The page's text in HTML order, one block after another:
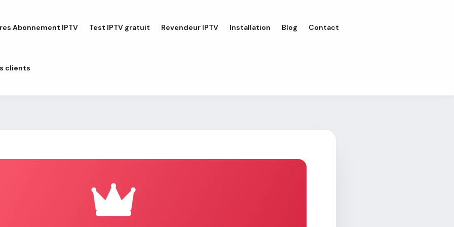
Abonnement IPTV Test IPTV gratuit Revendeur IPTV Installation Blog Contact
clients